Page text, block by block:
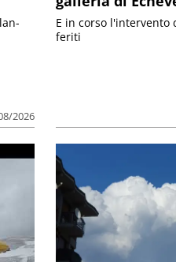
2026
E in corso l'intervento
feriti